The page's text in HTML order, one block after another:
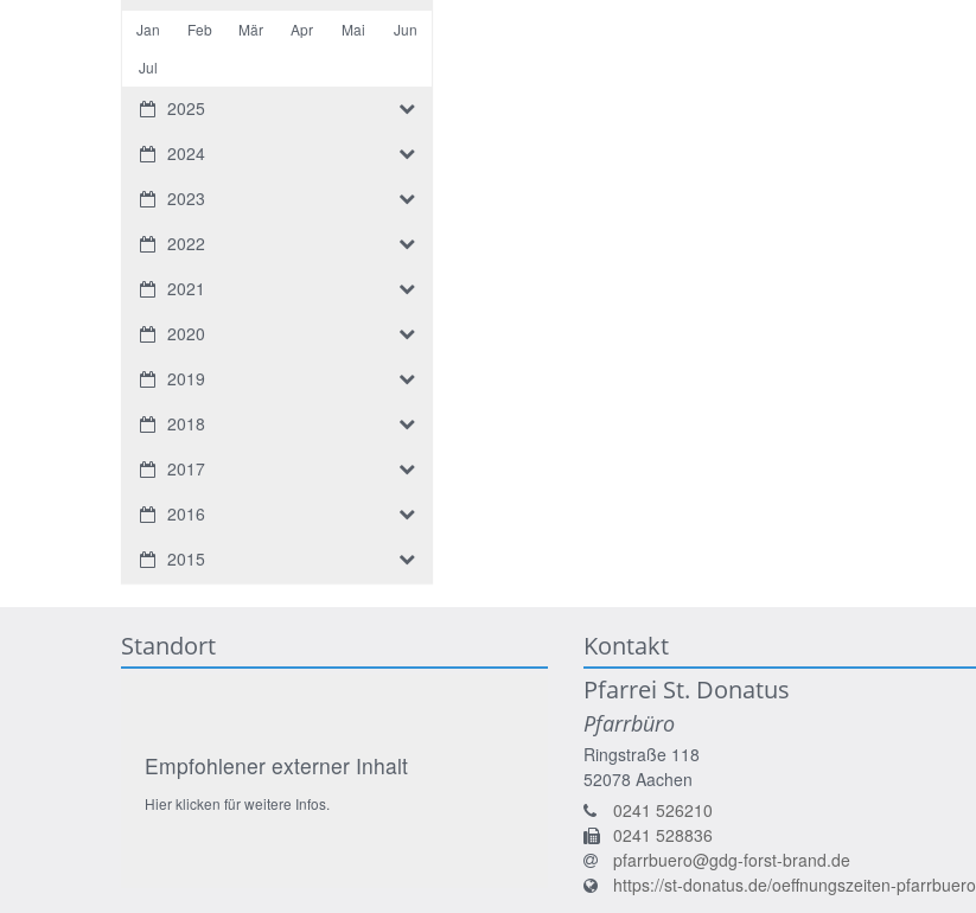
Jan Feb Mär Apr Mai
Jun
Jul
2025
2024
2023
2022
2021
2020
2019
2018
2017
2016
2015
Standort
Empfohlener externer Inhalt
Hier klicken für weitere Infos.
Kontakt
Pfarrei St. Donatus
Pfarrbüro
Ringstraße 118
52078 Aachen
0241 526210
0241 528836
pfarrbuero@gdg-forst-brand.de
https://st-donatus.de/oeffnungszeiten-pfarrbuero